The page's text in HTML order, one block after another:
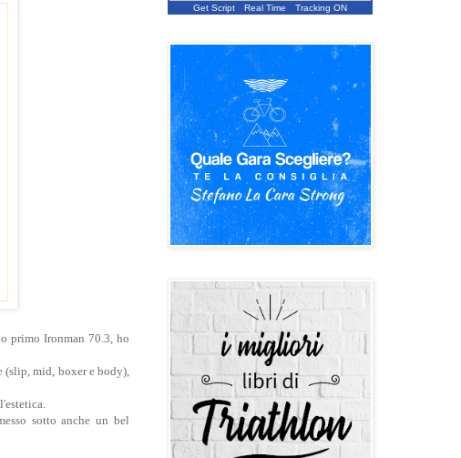
primo Ironman 70.3, ho
(slip, mid, boxer e body),
sotto anche un bel
Get Script Real Time Tracking ON